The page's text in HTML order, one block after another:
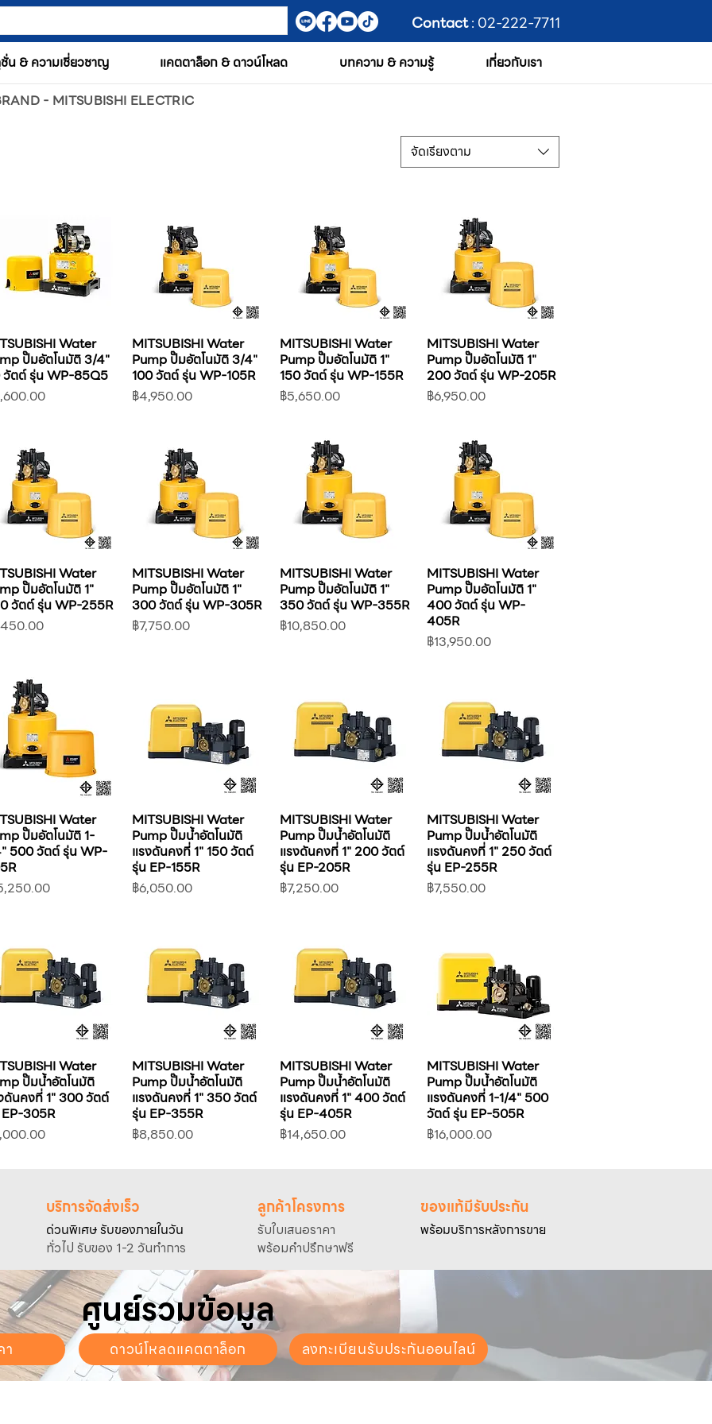
Contact: 02-222-7711
น & ความเชี่ยวชาญ แคตตาล็อก & ดาวน์โหลด บทความ & ความรู้
เกี่ยวกับเรา
- MITSUBISHI ELECTRIC
จัดเรียงตาม
Water
ปั๊มอัตโนมัติ 3/4"
ตต์ รุ่น WP-85Q5
MITSUBISHI Water
Pump ปั๊มอัตโนมัติ 3/4"
100 วัตต์ รุ่น WP-105R
ราคา
฿4,950.00
MITSUBISHI Water
Pump ปั๊มอัตโนมัติ 1"
150 วัตต์ รุ่น WP-155R
ราคา
฿5,650.00
MITSUBISHI Water
Pump ปั๊มอัตโนมัติ 1"
200 วัตต์ รุ่น WP-205R
ราคา
฿6,950.00
Water
ปั๊มอัตโนมัติ 1"
วัตต์ รุ่น WP-255R
MITSUBISHI Water
Pump ปั๊มอัตโนมัติ 1"
300 วัตต์ รุ่น WP-305R
ราคา
฿7,750.00
MITSUBISHI Water
Pump ปั๊มอัตโนมัติ 1"
350 วัตต์ รุ่น WP-355R
ราคา
฿10,850.00
MITSUBISHI Water
Pump ปั๊มอัตโนมัติ 1"
400 วัตต์ รุ่น WP-
405R
ราคา
฿13,950.00
Water
ปั๊มอัตโนมัติ 1-
500 วัตต์ รุ่น WP-
MITSUBISHI Water
Pump ปั๊มน้ำอัตโนมัติ
แรงดันคงที่ 1" 150 วัตต์
รุ่น EP-155R
ราคา
฿6,050.00
MITSUBISHI Water
Pump ปั๊มน้ำอัตโนมัติ
แรงดันคงที่ 1" 200 วัตต์
รุ่น EP-205R
ราคา
฿7,250.00
MITSUBISHI Water
Pump ปั๊มน้ำอัตโนมัติ
แรงดันคงที่ 1" 250 วัตต์
รุ่น EP-255R
ราคา
฿7,550.00
Water
ปั๊มน้ำอัตโนมัติ
ดันคงที่ 1" 300 วัตต์
305R
MITSUBISHI Water
Pump ปั๊มน้ำอัตโนมัติ
แรงดันคงที่ 1" 350 วัตต์
รุ่น EP-355R
ราคา
฿8,850.00
MITSUBISHI Water
Pump ปั๊มน้ำอัตโนมัติ
แรงดันคงที่ 1" 400 วัตต์
รุ่น EP-405R
ราคา
฿14,650.00
MITSUBISHI Water
Pump ปั๊มน้ำอัตโนมัติ
แรงดันคงที่ 1-1/4" 500
วัตต์ รุ่น EP-505R
ราคา
฿16,000.00
บริการจัดส่งเร็ว
ด่วนพิเศษ รับของภายในวัน
ทั่วไป รับของ 1-2 วันทำการ
ลูกค้าโครงการ
รับใบเสนอราคา
พร้อมคำปรึกษาฟรี
ของแท้มีรับประกัน
พร้อมบริการหลังการขาย
ศูนย์รวมข้อมูล
า ดาวน์โหลดแคตตาล็อก ลงทะเบียนรับประกันออนไลน์